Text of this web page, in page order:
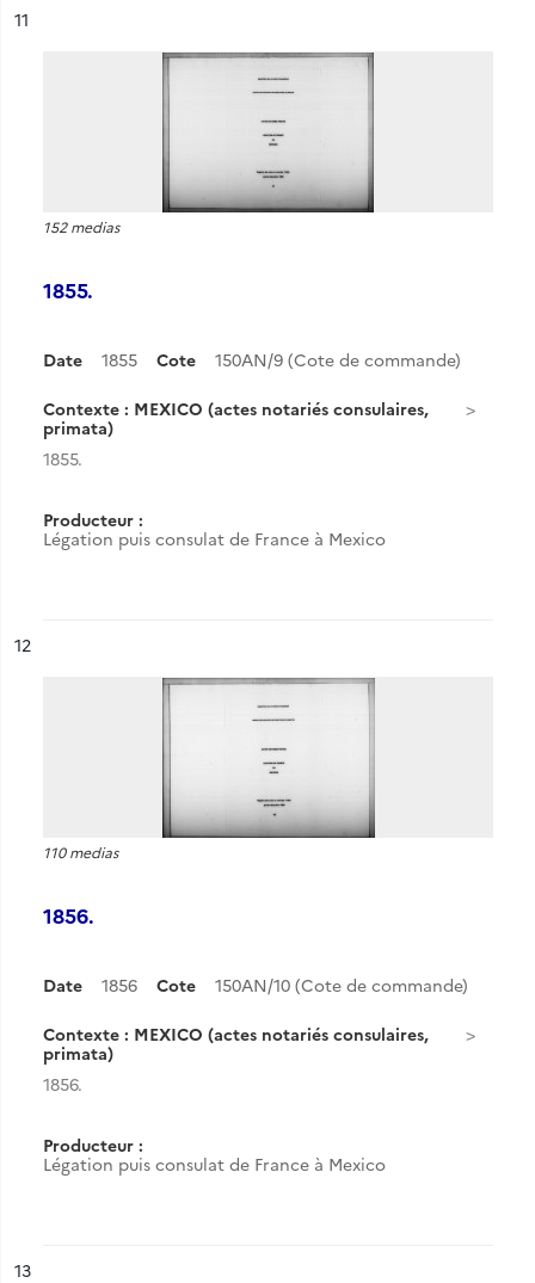
n°
11
152 medias
1855.
Date 1855 Cote 150AN/9 (Cote de commande)
Contexte : MEXICO (actes notariés consulaires,
primata)
1855.
Producteur :
Légation puis consulat de France à Mexico
n°
12
110 medias
1856.
Date 1856 Cote 150AN/10 (Cote de commande)
Contexte : MEXICO (actes notariés consulaires,
primata)
1856.
Producteur :
Légation puis consulat de France à Mexico
n°
13